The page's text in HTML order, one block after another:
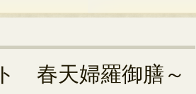
春天婦羅御膳～